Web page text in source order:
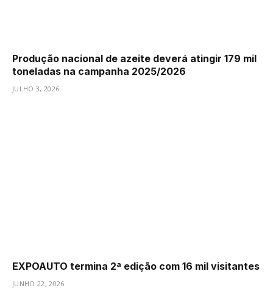
Produção nacional de azeite deverá atingir 179 mil
toneladas na campanha 2025/2026
JULHO 3, 2026
EXPOAUTO termina 2ª edição com 16 mil visitantes
JUNHO 22, 2026